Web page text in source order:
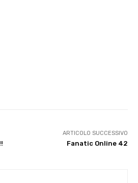
ARTICOLO SUCCESSIVO
Fanatic Online 42